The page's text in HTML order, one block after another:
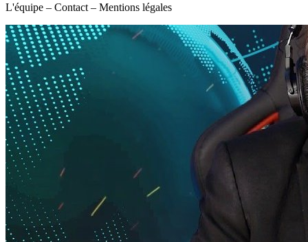
L'équipe – Contact – Mentions légales